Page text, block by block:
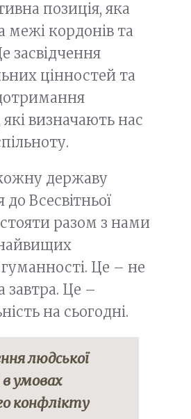
позиція, яка
межі кордонів та
засвідчення
цінностей та
визначають нас
державу
Всесвітньої
стояти разом з нами
Це – не
завтра. Це –
на сьогодні.
людської
в умовах
конфлікту